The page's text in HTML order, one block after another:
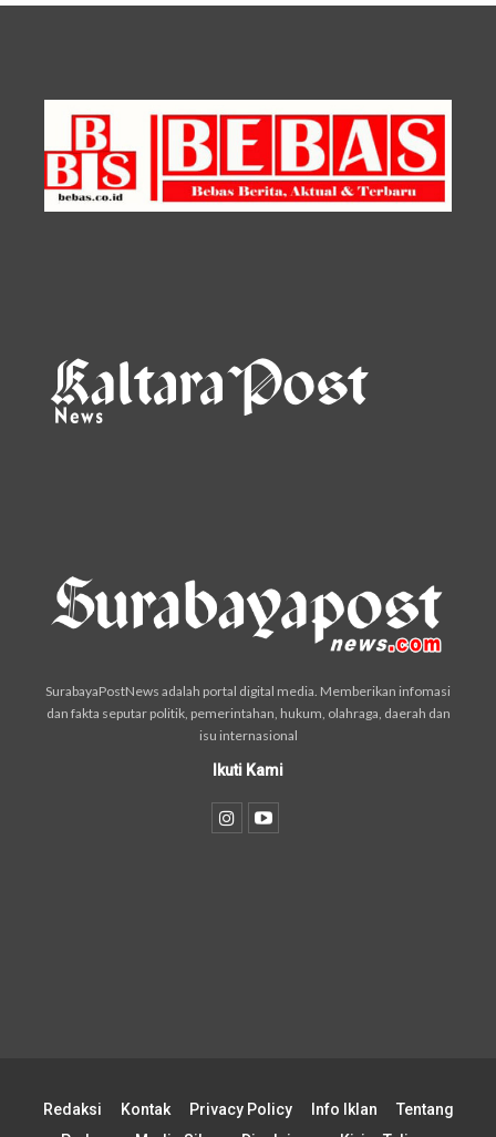
SurabayaPostNews adalah portal digital media. Memberikan infomasi
dan fakta seputar politik, pemerintahan, hukum, olahraga, daerah dan
isu internasional
Ikuti Kami
Redaksi Kontak Privacy Policy Info Iklan
Tentang